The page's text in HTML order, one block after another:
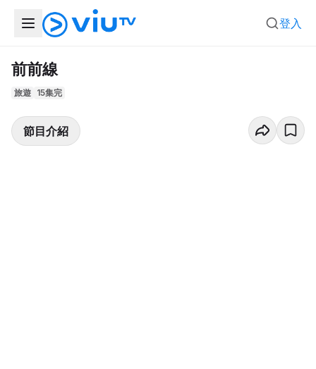
登入
前前線
旅遊 15集完
節目介紹